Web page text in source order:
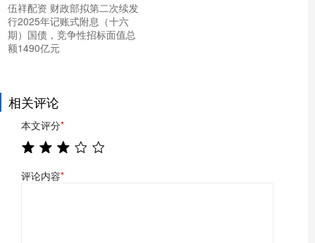
伍祥配资 财政部拟第二次续发
行2025年记账式附息（十六
期）国债，竞争性招标面值总
额1490亿元
相关评论
本文评分*
评论内容*